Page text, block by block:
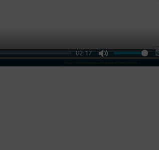
02:17
Mute